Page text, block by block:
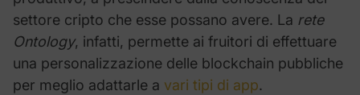
settore cripto che esse possano avere. La rete
Ontology, infatti, permette ai fruitori di effettuare
una personalizzazione delle blockchain pubbliche
per meglio adattarle a vari tipi di app.